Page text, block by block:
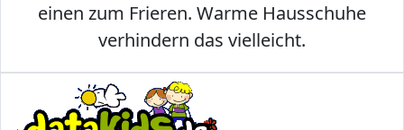
einen zum Frieren. Warme Hausschuhe
verhindern das vielleicht.